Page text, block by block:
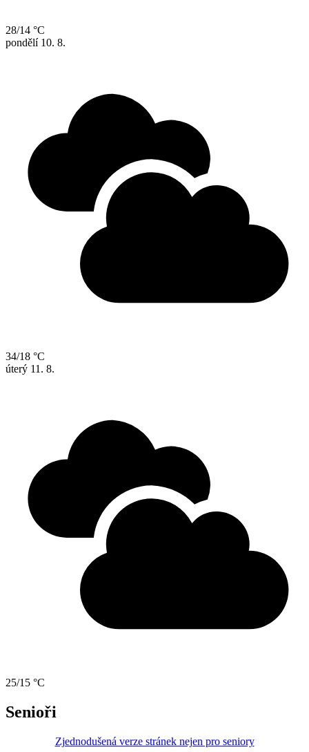
28/14 °C
pondělí 10. 8.
34/18 °C
úterý 11. 8.
25/15 °C
Senioři
Zjednodušená verze stránek nejen pro seniory